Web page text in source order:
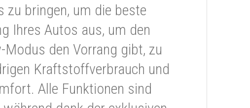
zu bringen, um die beste
Ihres Autos aus, um den
Modus den Vorrang gibt, zu
Kraftstoffverbrauch und
Alle Funktionen sind